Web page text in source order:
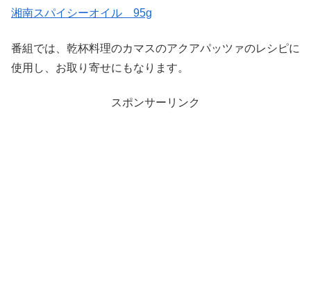
湘南スパイシーオイル 95g
番組では、乾杯料理のカマスのアクアパッツァのレシピに
使用し、お取り寄せにもなります。
スポンサーリンク